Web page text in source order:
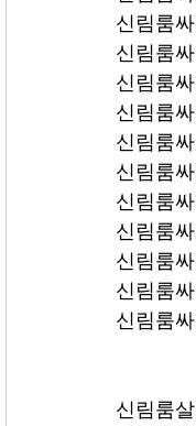
신림룸
신림룸
신림룸
신림룸
신림룸
신림룸
신림룸
신림룸
신림룸
신림룸
신림룸